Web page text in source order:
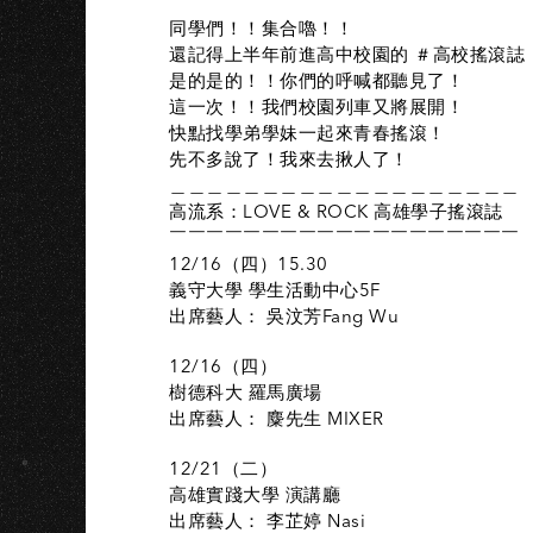
同學們！！集合嚕！！
還記得上半年前進高中校園的 ＃高校搖滾誌
是的是的！！你們的呼喊都聽見了！
這一次！！我們校園列車又將展開！
快點找學弟學妹一起來青春搖滾！
先不多說了！我來去揪人了！
高流系：LOVE & ROCK 高雄學子搖滾誌 ​
￣￣￣￣￣￣￣￣￣￣￣￣￣￣￣￣￣￣￣
12/16（四）​15.30
義守大學 學生活動中心5F
出席藝人： 吳汶芳Fang Wu
12/16（四）​
樹德科大 羅馬廣場
出席藝人： 麋先生 MIXER
12/21（二）​
高雄實踐大學 演講廳
出席藝人： 李芷婷 Nasi